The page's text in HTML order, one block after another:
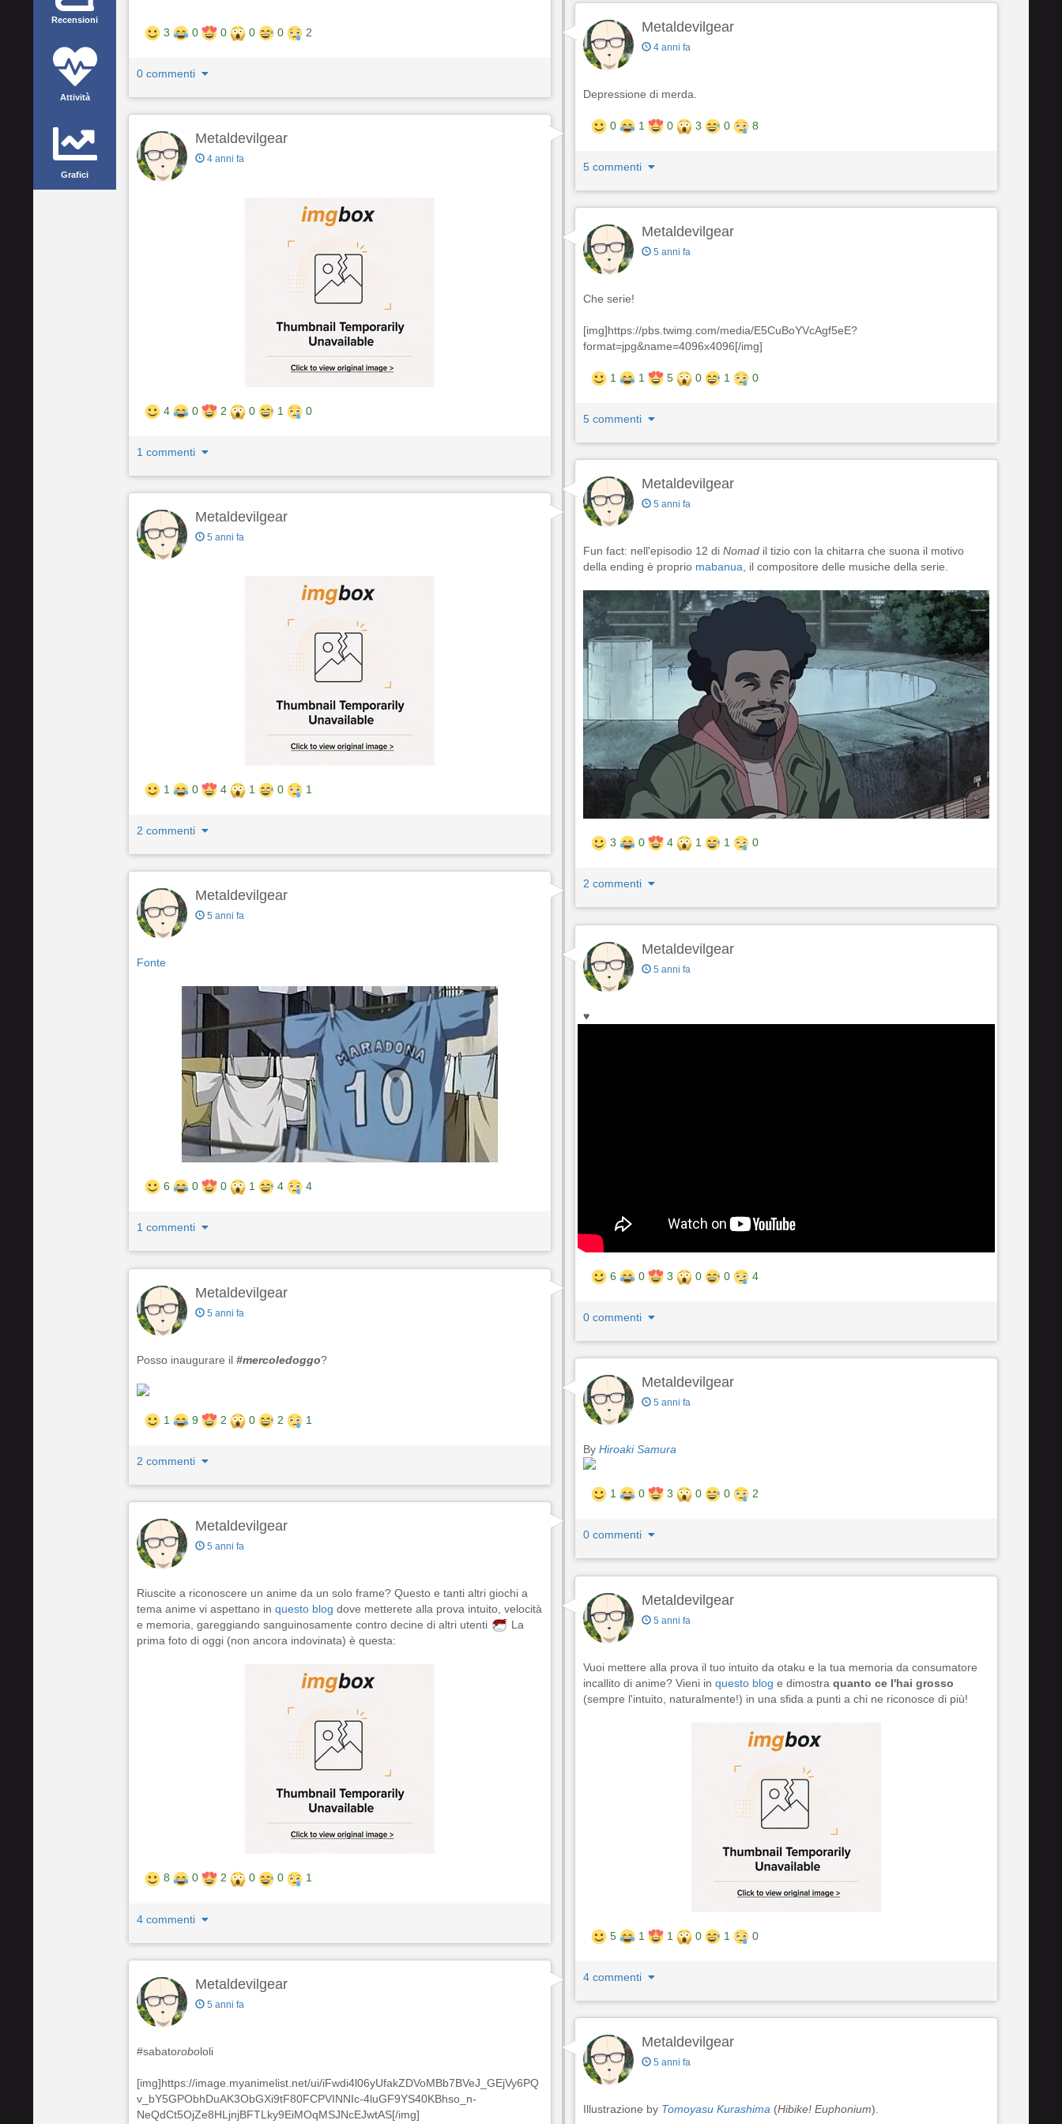
Recensioni
Attività
Grafici
3 0 0 0 0 2
0 commenti
Metaldevilgear
4 anni fa
Depressione di merda.
0 1 0 3 0 8
5 commenti
Metaldevilgear
4 anni fa
4 0 2 0 1 0
1 commenti
Metaldevilgear
5 anni fa
Che serie!
[img]https://pbs.twimg.com/media/E5CuBoYVcAgf5eE?
format=jpg&name=4096x4096[/img]
1 1 5 0 1 0
5 commenti
Metaldevilgear
5 anni fa
Fun fact: nell'episodio 12 di Nomad il tizio con la chitarra che suona il motivo
della ending è proprio mabanua , il compositore delle musiche della serie.
3 0 4 1 1 0
2 commenti
Metaldevilgear
5 anni fa
1 0 4 1 0 1
2 commenti
Metaldevilgear
5 anni fa
Fonte
6 0 0 1 4 4
1 commenti
Metaldevilgear
5 anni fa
♥
6 0 3 0 0 4
0 commenti
Metaldevilgear
5 anni fa
Posso inaugurare il #mercoledoggo?
1 9 2 0 2 1
2 commenti
Metaldevilgear
5 anni fa
By Hiroaki Samura
1 0 3 0 0 2
0 commenti
Metaldevilgear
5 anni fa
Riuscite a riconoscere un anime da un solo frame? Questo e tanti altri giochi a
tema anime vi aspettano in questo blog dove metterete alla prova intuito, velocità
e memoria, gareggiando sanguinosamente contro decine di altri utenti
La
prima foto di oggi (non ancora indovinata) è questa:
8 0 2 0 0 1
4 commenti
Metaldevilgear
5 anni fa
Vuoi mettere alla prova il tuo intuito da otaku e la tua memoria da consumatore
incallito di anime? Vieni in questo blog e dimostra quanto ce l'hai grosso
(sempre l'intuito, naturalmente!) in una sfida a punti a chi ne riconosce di più!
5 1 1 0 1 0
4 commenti
Metaldevilgear
5 anni fa
#sabatorobololi
[img]https://image.myanimelist.net/ui/iFwdi4l06yUfakZDVoMBb7BVeJ_GEjVy6PQ
v_bY5GPObhDuAK3ObGXi9tF80FCPVINNIc-4luGF9YS40KBhso_n-
NeQdCt5OjZe8HLjnjBFTLky9EiMOqMSJNcEJwtAS[/img]
Metaldevilgear
5 anni fa
Illustrazione by Tomoyasu Kurashima (Hibike! Euphonium).